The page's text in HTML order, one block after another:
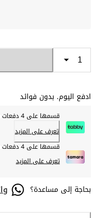
ادفع اليوم. بدون فوائد
قسمها على 4 دفعات شهرية بقيمة
تعرف على المزيد
قسمها على 4 دفعات شهرية بقيمة
تعرف على المزيد
بحاجة إلى مساعدة؟